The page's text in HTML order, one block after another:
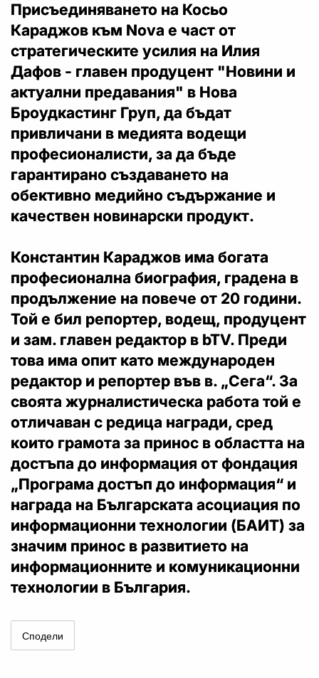
Присъединяването на Косьо
Караджов към Nova е част от
стратегическите усилия на Илия
Дафов - главен продуцент "Новини и
актуални предавания" в Нова
Броудкастинг Груп, да бъдат
привличани в медията водещи
професионалисти, за да бъде
гарантирано създаването на
обективно медийно съдържание и
качествен новинарски продукт.
Константин Караджов има богата
професионална биография, градена в
продължение на повече от 20 години.
Той е бил репортер, водещ, продуцент
и зам. главен редактор в bTV. Преди
това има опит като международен
редактор и репортер във в. „Сега“. За
своята журналистическа работа той е
отличаван с редица награди, сред
които грамота за принос в областта на
достъпа до информация от фондация
„Програма достъп до информация“ и
награда на Българската асоциация по
информационни технологии (БАИТ) за
значим принос в развитието на
информационните и комуникационни
технологии в България.
Сподели